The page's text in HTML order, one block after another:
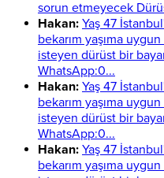
sorun etmeyecek
Hakan: Yaş 47
bekarım yaşıma
isteyen dürüst bir
WhatsApp:0...
Hakan: Yaş 47
bekarım yaşıma
isteyen dürüst bir
WhatsApp:0...
Hakan: Yaş 47
bekarım yaşıma